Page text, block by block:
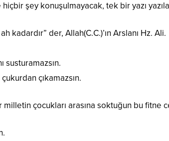
şey konuşulmayacak, tek bir yazı
kadardır” der, Allah(C.C.)’ın Arslanı Hz. Ali.
susturamazsın.
çıkamazsın.
milletin çocukları arasına soktuğun bu fitne